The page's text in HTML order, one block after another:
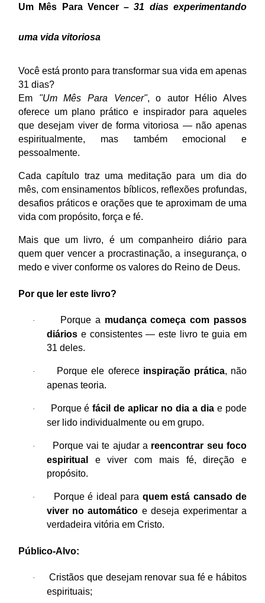
Um Mês Para Vencer–31 dias experimentando
uma vida vitoriosa
Você está pronto para transformar sua vida em apenas
31 dias?
Em "Um Mês Para Vencer", o autor Hélio Alves
oferece um plano prático e inspirador para aqueles
que desejam viver de forma vitoriosa — não apenas
espiritualmente, mas também emocional e
pessoalmente.
Cada capítulo traz uma meditação para um dia do
mês, com ensinamentos bíblicos, reflexões profundas,
desafios práticos e orações que te aproximam de uma
vida com propósito, força e fé.
Mais que um livro, é um companheiro diário para
quem quer vencer a procrastinação, a insegurança, o
medo e viver conforme os valores do Reino de Deus.
Por que ler este livro?
· Porque a mudança começa com passos
diários e consistentes — este livro te guia em
31 deles.
· Porque ele oferece inspiração prática, não
apenas teoria.
· Porque éfácil de aplicar no dia a dia e pode
ser lido individualmente ou em grupo.
· Porque vai te ajudar a reencontrar seu foco
espiritual
e viver com mais fé, direção e
propósito.
· Porque é ideal para quem está cansado de
viver no automático e deseja experimentar a
verdadeira vitória em Cristo.
Público-Alvo:
·
Cristãos que desejam renovar sua fé e hábitos
espirituais;